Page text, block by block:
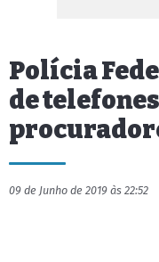
Polícia
de
09 de Junho de 2019 às 22:52